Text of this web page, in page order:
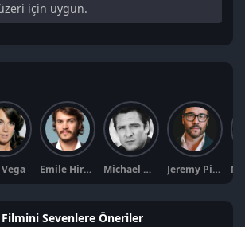
için uygun.
Vega Emile Hirsch Michael Madsen Jeremy Piven
Sevenlere Öneriler